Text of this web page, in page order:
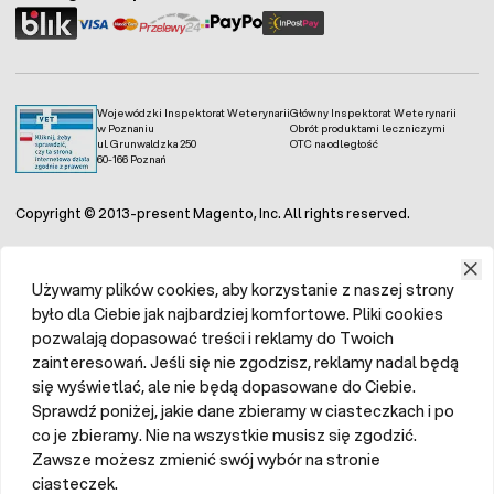
cm. To bardzo ważne, ponieważ pojedyncze zwoje nie
mogą się dotykać. Do montażu spirali grzewczych stosuje
każdym narożniku. Jeśli mamy zamiar prowadzić więcej
zaczepów.Izolator porcelanowy do inkubatoraposiada
specjalne wyżłobienie, dzięki któremu grzałka doskonale
układa się i rozprowadza. Zakończeniem układu
grzewczego inkubatora jest izolator kostkowy
wychodzimy przewodami podłączeniowymi pod termostat
zarządzający pracą grzałki. Izolatory porcelanowe
niekorzystne warunki panujące w komorze lęgowej,
chroniąc obudowę urządzenia przed przegrzaniem się.
Spirala nagrzewa się bardzo szybko, dlatego trzeba
zwrócić szczególną uwagę aby nie dotykała obudowy
urządzenia. Prezentowane elementy grzewcze znajdują
zastosowanie w bardziej złożonych urządzeniach - tj.
inkubatory profesjonalne.
Grzałka ceramiczna – alternatywa dla
sztucznej kwoki
Wojewódzki Inspektorat Weterynarii
w Poznaniu
ul. Grunwaldzka 250
60-166 Poznań
Główny Inspektorat Weterynarii
Obrót produktami leczniczymi
OTC na odległość
Copyright © 2013-present Magento, Inc. All rights reserved.
Używamy plików cookies, aby korzystanie z naszej strony
było dla Ciebie jak najbardziej komfortowe. Pliki cookies
pozwalają dopasować treści i reklamy do Twoich
zainteresowań. Jeśli się nie zgodzisz, reklamy nadal będą
się wyświetlać, ale nie będą dopasowane do Ciebie.
Sprawdź poniżej, jakie dane zbieramy w ciasteczkach i po
co je zbieramy. Nie na wszystkie musisz się zgodzić.
Zawsze możesz zmienić swój wybór na stronie
ciasteczek.